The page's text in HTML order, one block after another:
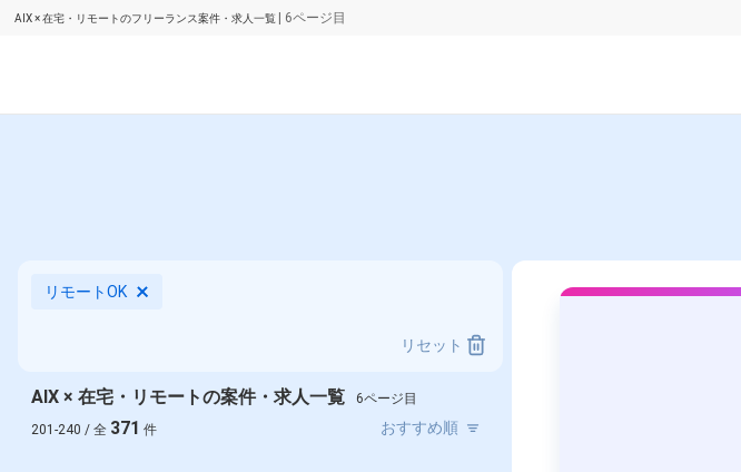
AIX × 在宅・リモートのフリーランス案件・求人一覧 | 6ページ目
リモートOK
リセット
AIX × 在宅・リモートの案件・求人一覧
6ページ目
201-240 / 全 371 件